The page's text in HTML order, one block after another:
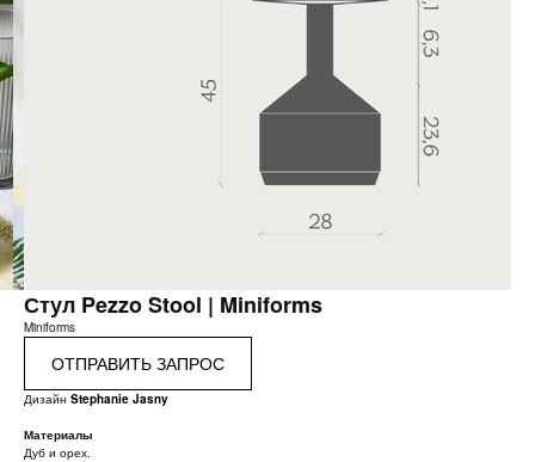
Стул Pezzo Stool | Miniforms
Miniforms
ОТПРАВИТЬ ЗАПРОС
Дизайн Stephanie Jasny
Материалы
Дуб и орех.